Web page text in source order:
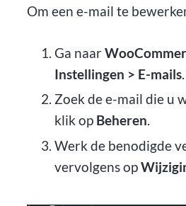
Om een e-mail te
Ga naar
Instellingen > E-mails.
Zoek de e-mail die u
klik op Beheren.
Werk de benodigde
vervolgens op